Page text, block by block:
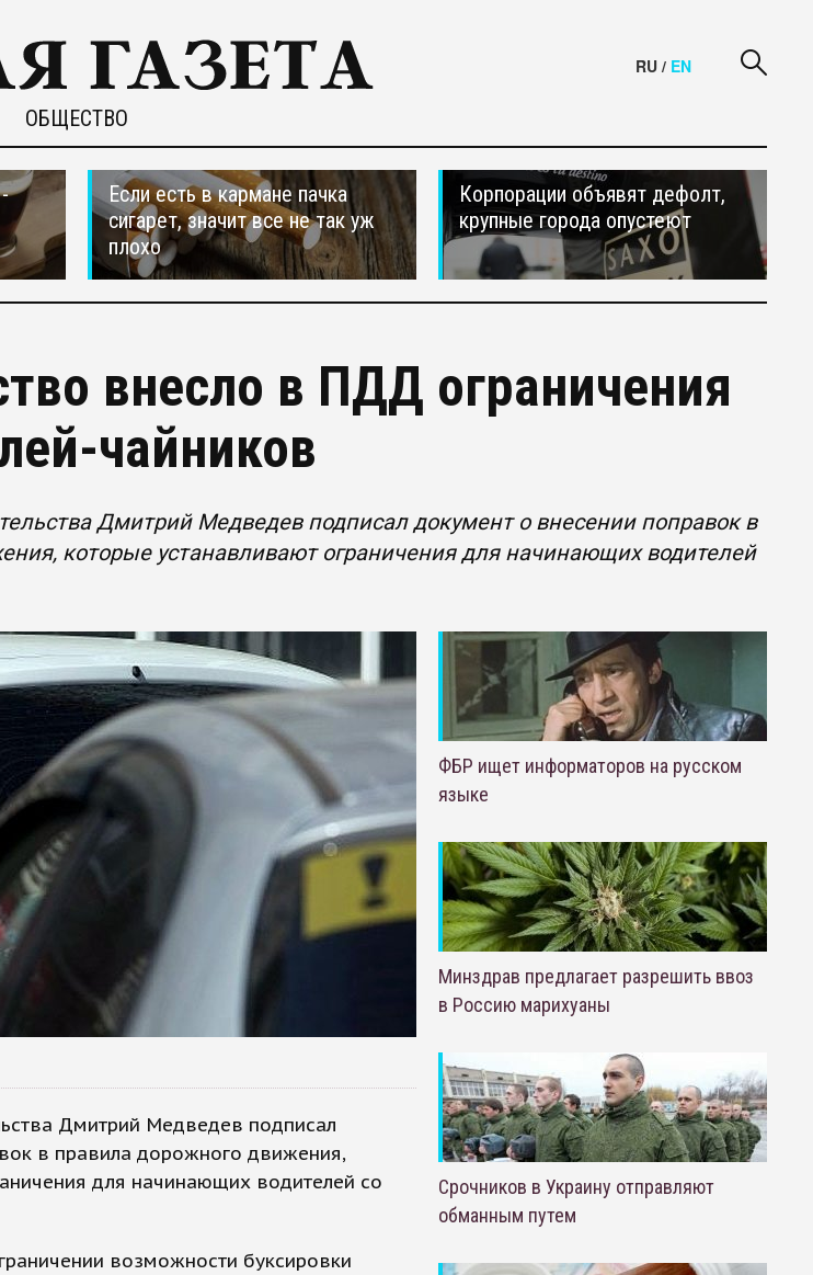
ОБЩЕСТВО
RU / EN
Если есть в кармане пачка
сигарет, значит все не так уж
плохо
Корпорации объявят дефолт,
крупные города опустеют
внесло в ПДД ограничения
чайников
Дмитрий Медведев подписал документ о внесении поправок в
которые устанавливают ограничения для начинающих водителей
Дмитрий Медведев подписал
в правила дорожного движения,
для начинающих водителей со
возможности буксировки
ФБР ищет информаторов на русском
языке
Минздрав предлагает разрешить ввоз
в Россию марихуаны
Срочников в Украину отправляют
обманным путем